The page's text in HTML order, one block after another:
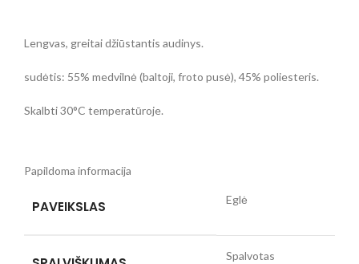
Lengvas, greitai džiūstantis audinys.
sudėtis: 55% medvilnė (baltoji, froto pusė), 45% poliesteris.
Skalbti 30°C temperatūroje.
Papildoma informacija
PAVEIKSLAS Eglė
Spalvotas